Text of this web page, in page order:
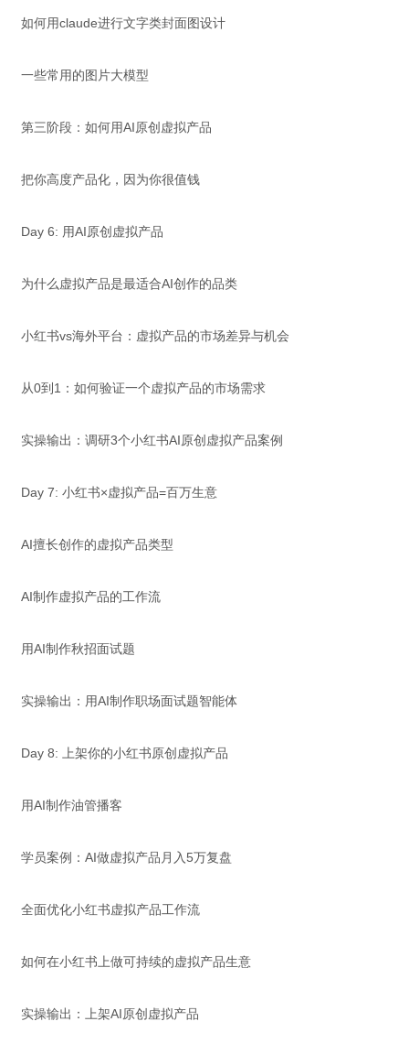
如何用claude进行文字类封面图设计
一些常用的图片大模型
第三阶段：如何用AI原创虚拟产品
把你高度产品化，因为你很值钱
Day 6: 用AI原创虚拟产品
为什么虚拟产品是最适合AI创作的品类
小红书vs海外平台：虚拟产品的市场差异与机会
从0到1：如何验证一个虚拟产品的市场需求
实操输出：调研3个小红书AI原创虚拟产品案例
Day 7: 小红书×虚拟产品=百万生意
AI擅长创作的虚拟产品类型
AI制作虚拟产品的工作流
用AI制作秋招面试题
实操输出：用AI制作职场面试题智能体
Day 8: 上架你的小红书原创虚拟产品
用AI制作油管播客
学员案例：AI做虚拟产品月入5万复盘
全面优化小红书虚拟产品工作流
如何在小红书上做可持续的虚拟产品生意
实操输出：上架AI原创虚拟产品